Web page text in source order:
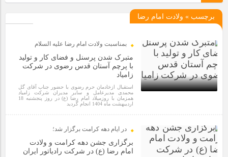
تجدید بیعت کارکنان شرکت پارس خودرو با آرمان های رهبر کبیر و فقید
مسابقات ورزشی در مگاموتوربا استقبال کارکنان برگزار شد
مراسم عزاداری و ذکرمصیبت سالروز شهادت امام محمدتقی(ع) در
شرکت زامیاد
دانش‌آموزان از خطوط تولید مگاموتور
برچسب » ولادت امام رضا
بمناسبت ولادت امام رضا علیه السلام
متبرک شدن پرسنل و فضای کار و تولید
با پرچم آستان قدس رضوی در شرکت
زامیاد
استقبال ازخادمان حرم رضوی با حضور جناب آقای گل
محمدی مدیرعامل و سایر مدیران شرکت زامیاد
همزمان با روزمیلاد امام رضا (ع) در روز پنجشنبه 18
اردیبهشت ماه 1404 انجام گردید
در ایام دهه کرامت برگزار شد؛
برگزاری جشن دهه کرامت و ولادت
امام رضا (ع) در شرکت رادیاتور ایران